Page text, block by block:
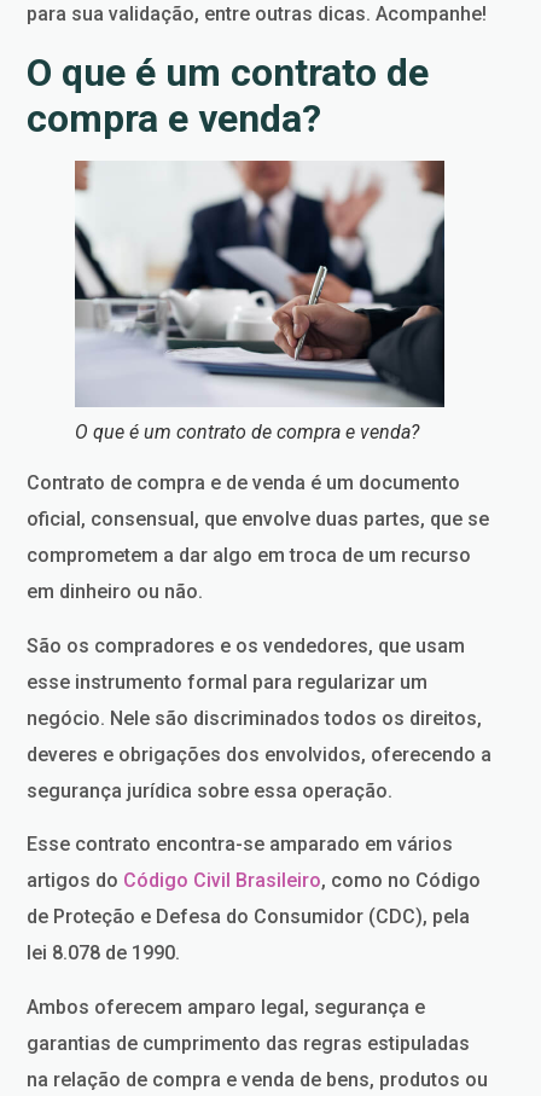
para sua validação, entre outras dicas. Acompanhe!
O que é um contrato de
compra e venda?
O que é um contrato de compra e venda?
Contrato de compra e de venda é um documento
oficial, consensual, que envolve duas partes, que se
comprometem a dar algo em troca de um recurso
em dinheiro ou não.
São os compradores e os vendedores, que usam
esse instrumento formal para regularizar um
negócio. Nele são discriminados todos os direitos,
deveres e obrigações dos envolvidos, oferecendo a
segurança jurídica sobre essa operação.
Esse contrato encontra-se amparado em vários
artigos do Código Civil Brasileiro, como no Código
de Proteção e Defesa do Consumidor (CDC), pela
lei 8.078 de 1990.
Ambos oferecem amparo legal, segurança e
garantias de cumprimento das regras estipuladas
na relação de compra e venda de bens, produtos ou